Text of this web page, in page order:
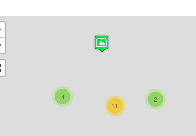
2
11
4